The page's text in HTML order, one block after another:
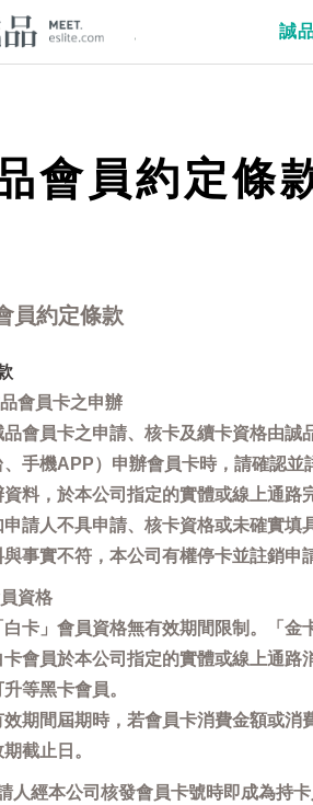
誠
會員約定條
員約定條款
會員卡之申辦
品會員卡之申請、核卡及續卡資格由誠
、手機APP）申辦會員卡時，請確認
資料，於本公司指定的實體或線上通路
申請人不具申請、核卡資格或未確實填
與事實不符，本公司有權停卡並註銷申
資格
白卡」會員資格無有效期間限制。「
卡會員於本公司指定的實體或線上通
升等黑卡會員。
效期間屆期時，若會員卡消費金額或消
截止日。
人經本公司核發會員卡號時即成為持